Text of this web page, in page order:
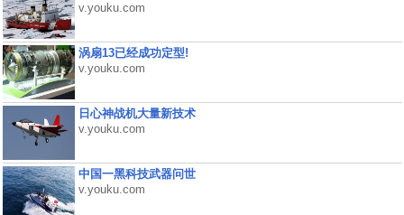
v.youku.com
涡扇13已经成功定型!
v.youku.com
日心神战机大量新技术
v.youku.com
中国一黑科技武器问世
v.youku.com